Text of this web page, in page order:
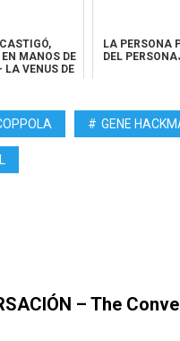
MANOS DE
LA VENUS DE
LA PERSONA
DEL
GENE
– The